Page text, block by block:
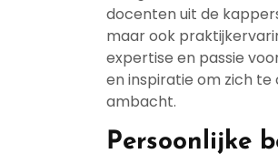
docenten uit de
maar ook
expertise en passie
en inspiratie om zich
ambacht.
Persoonlijke